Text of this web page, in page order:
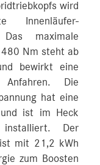
wird
Innenläufer-
Das maximale
480 Nm steht ab
bewirkt eine
Die
hat eine
ist im Heck
installiert. Der
mit 21,2 kWh
zum Boosten